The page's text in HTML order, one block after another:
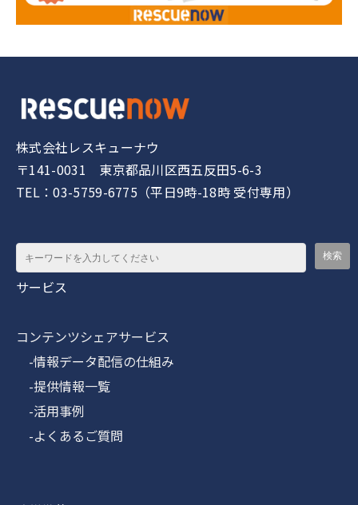
株式会社レスキューナウ
〒141-0031 東京都品川区西五反田5-6-3
TEL：03-5759-6775（平日9時-18時 受付専用）
サービス
コンテンツシェアサービス
-情報データ配信の仕組み
-提供情報一覧
-活用事例
-よくあるご質問